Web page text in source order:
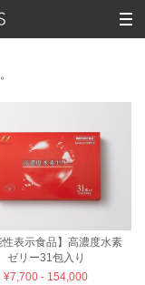
性表示食品】高濃度水素
ゼリー31包入り
¥7,700 - 154,000